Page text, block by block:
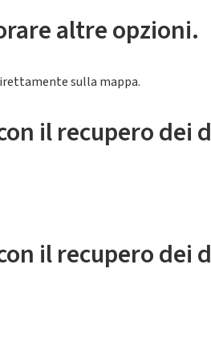
altre opzioni.
sulla mappa.
il recupero dei
il recupero dei